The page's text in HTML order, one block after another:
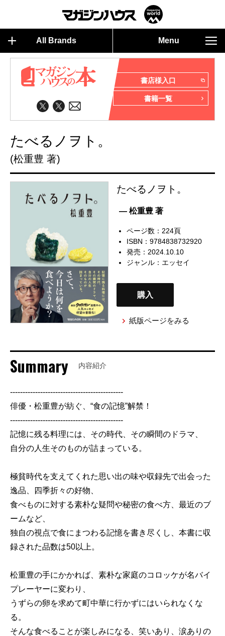
All Brands Menu
書店様入口
書籍一覧
たべるノヲト。
(松重豊 著)
たべるノヲト。
— 松重豊 著
ページ数：224頁
ISBN：9784838732920
発売：2024.10.10
ジャンル： エッセイ
購入
紙版ページをみる
Summary 内容紹介
---------------------------------------------
俳優・松重豊が紡ぐ、“食の記憶”解禁！
---------------------------------------------
記憶に残る料理には、その時代、その瞬間のドラマ、
自分の人生そのものが詰まっている。
極貧時代を支えてくれた思い出の味や収録先で出会った
逸品、四季折々の好物、
食べものに対する素朴な疑問や秘密の食べ方、最近のブ
ームなど、
独自の視点で食にまつわる記憶を書き尽くし、本書に収
録された品数は50以上。
松重豊の手にかかれば、素朴な家庭のコロッケが名バイ
プレーヤーに変わり、
うずらの卵を求めて町中華に行かずにはいられなくな
る。
そんな食べることが楽しみになる、笑いあり、涙ありの